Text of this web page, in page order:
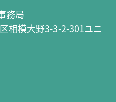
務局
相模大野3-3-2-301ユニ